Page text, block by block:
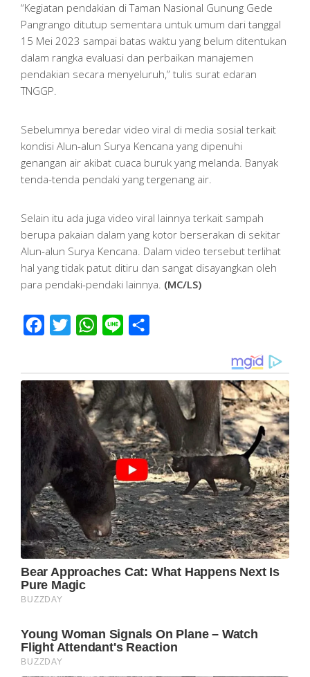
“Kegiatan pendakian di Taman Nasional Gunung Gede
Pangrango ditutup sementara untuk umum dari tanggal
15 Mei 2023 sampai batas waktu yang belum ditentukan
dalam rangka evaluasi dan perbaikan manajemen
pendakian secara menyeluruh,” tulis surat edaran
TNGGP.
Sebelumnya beredar video viral di media sosial terkait
kondisi Alun-alun Surya Kencana yang dipenuhi
genangan air akibat cuaca buruk yang melanda. Banyak
tenda-tenda pendaki yang tergenang air.
Selain itu ada juga video viral lainnya terkait sampah
berupa pakaian dalam yang kotor berserakan di sekitar
Alun-alun Surya Kencana. Dalam video tersebut terlihat
hal yang tidak patut ditiru dan sangat disayangkan oleh
para pendaki-pendaki lainnya. (MC/LS)
Facebook
Twitter WhatsApp
Line